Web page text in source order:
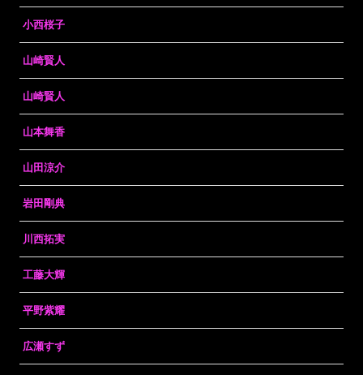
小西桜子
山崎賢人
山崎賢人
山本舞香
山田涼介
岩田剛典
川西拓実
工藤大輝
平野紫耀
広瀬すず